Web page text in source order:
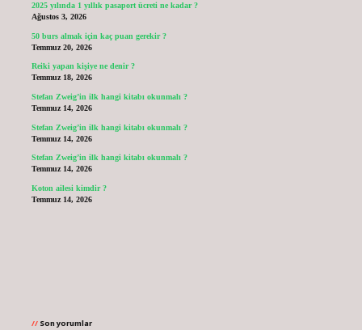
2025 yılında 1 yıllık pasaport ücreti ne kadar ?
Ağustos 3, 2026
50 burs almak için kaç puan gerekir ?
Temmuz 20, 2026
Reiki yapan kişiye ne denir ?
Temmuz 18, 2026
Stefan Zweig’in ilk hangi kitabı okunmalı ?
Temmuz 14, 2026
Stefan Zweig’in ilk hangi kitabı okunmalı ?
Temmuz 14, 2026
Stefan Zweig’in ilk hangi kitabı okunmalı ?
Temmuz 14, 2026
Koton ailesi kimdir ?
Temmuz 14, 2026
Son yorumlar